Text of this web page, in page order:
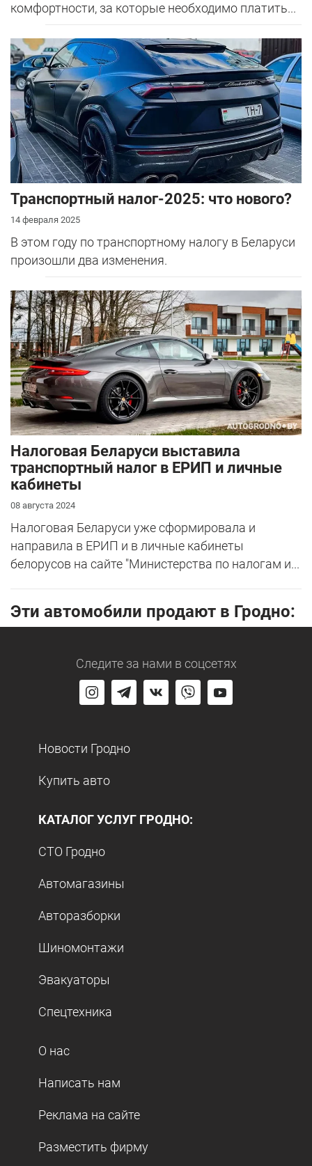
комфортности, за которые необходимо платить...
Транспортный налог-2025: что нового?
14 февраля 2025
В этом году по транспортному налогу в Беларуси
произошли два изменения.
Налоговая Беларуси выставила
транспортный налог в ЕРИП и личные
кабинеты
08 августа 2024
Налоговая Беларуси уже сформировала и
направила в ЕРИП и в личные кабинеты
белорусов на сайте "Министерства по налогам и...
Эти автомобили продают в Гродно:
Следите за нами в соцсетях
Новости Гродно
Купить авто
КАТАЛОГ УСЛУГ ГРОДНО:
СТО Гродно
Автомагазины
Авторазборки
Шиномонтажи
Эвакуаторы
Спецтехника
О нас
Написать нам
Реклама на сайте
Разместить фирму